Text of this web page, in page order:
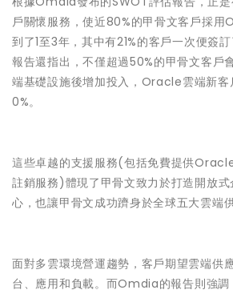
戶關懷服務，使近80%的甲骨文客戶採
到了1至3年，其中有21%的客戶一次便簽
報告還指出，不僅超過50%的甲骨文客
端基礎設施後增加投入，Oracle雲端新客
0%。
這些卓越的支援服務(包括免費提供
註銷服務)體現了甲骨文致力於打造開放
心，也讓甲骨文成功躋身於全球五大雲端
面對多雲環境營運趨勢，客戶期望雲端供
台、應用和負載。而Omdia的報告則強調